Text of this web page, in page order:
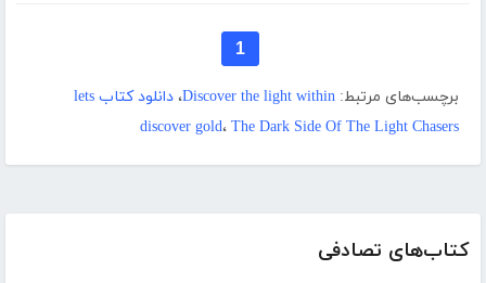
کتاب‌های تصادفی
1
برچسب‌های مرتبط: Discover the light within،
دانلود کتاب lets
discover gold، The Dark Side Of The Light Chasers